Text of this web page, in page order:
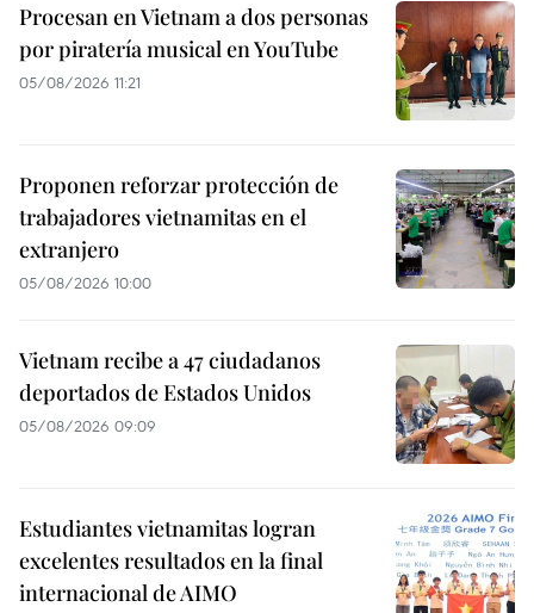
Procesan en Vietnam a dos personas
por piratería musical en YouTube
05/08/2026 11:21
Proponen reforzar protección de
trabajadores vietnamitas en el
extranjero
05/08/2026 10:00
Vietnam recibe a 47 ciudadanos
deportados de Estados Unidos
05/08/2026 09:09
Estudiantes vietnamitas logran
excelentes resultados en la final
internacional de AIMO